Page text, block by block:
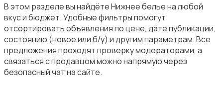
Нижнее белье
В этом разделе вы найдёте Нижнее белье на любой
вкус и бюджет. Удобные фильтры помогут
отсортировать объявления по цене, дате публикации,
состоянию (новое или б/у) и другим параметрам. Все
предложения проходят проверку модераторами, а
связаться с продавцом можно напрямую через
безопасный чат на сайте.